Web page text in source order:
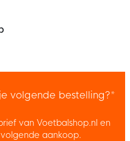
volgende bestelling?*
van Voetbalshop.nl en
aankoop.